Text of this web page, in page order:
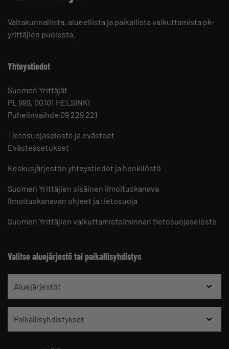
Valtakunnallista, alueellista ja paikallista vaikuttamista pk-
yrittäjien puolesta.
Yhteystiedot
Suomen Yrittäjät
PL 999, 00101 HELSINKI
Puhelinvaihde 09 229 221
Tietosuojaseloste ja evästeet
Evästeasetukset
Keskusjärjestön yhteystiedot ja henkilöstö
Suomen Yrittäjien sisäinen ilmoituskanava
Ilmoituskanavan ohjeet ja tietosuoja
Suomen Yrittäjien vaikuttamistoiminnan tietosuojaseloste
Valitse aluejärjestö tai paikallisyhdistys
Aluejärjestöt
Paikallisyhdistykset